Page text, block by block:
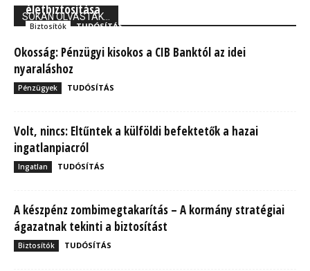
SOKAN OLVASTÁK...
életbiztosítása
Biztosítók TUDÓSÍTÁS
Okosság: Pénzügyi kisokos a CIB Banktól az idei
nyaraláshoz
Pénzügyek TUDÓSÍTÁS
Volt, nincs: Eltűntek a külföldi befektetők a hazai
ingatlanpiacról
Ingatlan TUDÓSÍTÁS
A készpénz zombimegtakarítás – A kormány stratégiai
ágazatnak tekinti a biztosítást
Biztosítók TUDÓSÍTÁS